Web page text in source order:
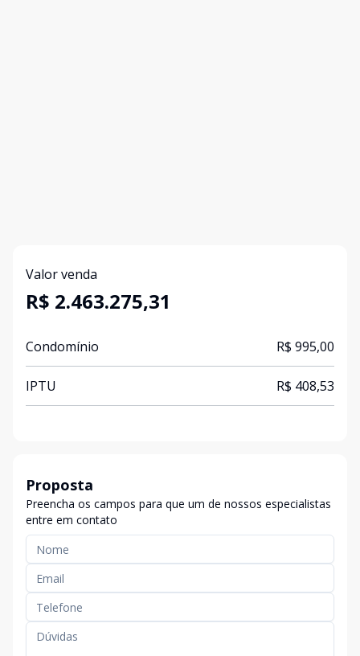
Valor venda
R$ 2.463.275,31
Condomínio R$ 995,00
IPTU R$ 408,53
Proposta
Preencha os campos para que um de nossos especialistas
entre em contato